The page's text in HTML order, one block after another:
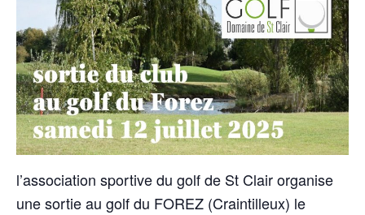
l’association sportive du golf de St Clair organise
une sortie au golf du FOREZ (Craintilleux) le